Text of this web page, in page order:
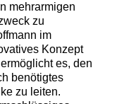
mehrarmigen
zu
im
Konzept
es, den
benötigtes
zu leiten.